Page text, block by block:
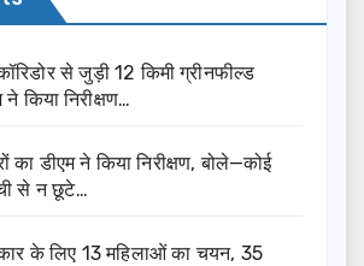
से जुड़ी 12 किमी ग्रीनफील्ड
किया निरीक्षण…
का डीएम ने किया निरीक्षण, बोले—कोई
से न छूटे…
के लिए 13 महिलाओं का चयन, 35